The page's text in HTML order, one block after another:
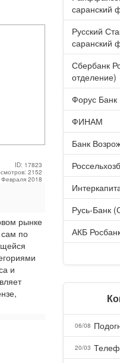
ID: 17823
2152
2018
рынке
сам по
и
саранский
Русский
саранский
Сбербанк
отделение)
Форус Банк
ФИНАМ
Банк
Русь-Банк
АКБ
06/08
20/03